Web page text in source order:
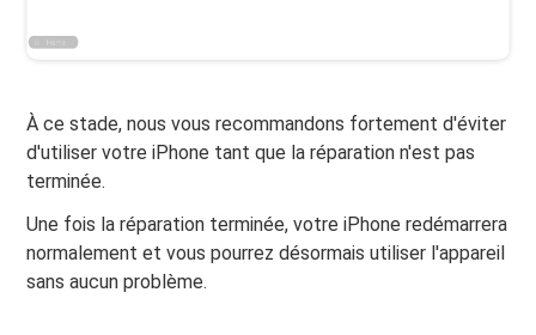
À ce stade, nous vous recommandons fortement d'éviter
d'utiliser votre iPhone tant que la réparation n'est pas
terminée.
Une fois la réparation terminée, votre iPhone redémarrera
normalement et vous pourrez désormais utiliser l'appareil
sans aucun problème.